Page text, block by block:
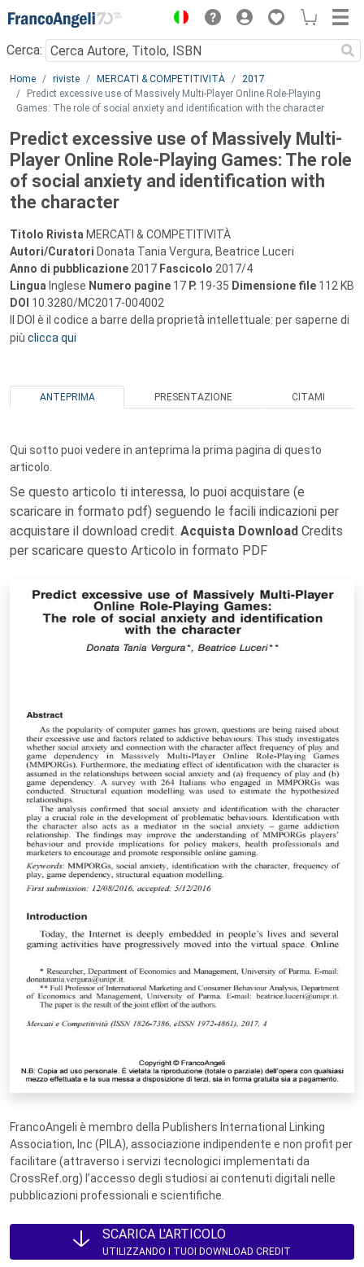
Menu
Cerca:
Main content
Home riviste MERCATI & COMPETITIVITÀ
2017
Predict excessive use of Massively Multi-Player Online Role-Playing
Games: The role of social anxiety and identification with the character
Predict excessive use of Massively Multi-
Player Online Role-Playing Games: The role
of social anxiety and identification with
the character
Titolo Rivista MERCATI & COMPETITIVITÀ
Autori/Curatori Donata Tania Vergura, Beatrice Luceri
Anno di pubblicazione 2017 Fascicolo 2017/4
Lingua Inglese Numero pagine 17 P. 19-35 Dimensione file 112 KB
DOI 10.3280/MC2017-004002
Il DOI è il codice a barre della proprietà intellettuale: per saperne di
più clicca qui
ANTEPRIMA PRESENTAZIONE CITAMI
Qui sotto puoi vedere in anteprima la prima pagina di questo
articolo.
Se questo articolo ti interessa, lo puoi acquistare (e
scaricare in formato pdf) seguendo le facili indicazioni per
acquistare il download credit. Acquista Download Credits
per scaricare questo Articolo in formato PDF
FrancoAngeli è membro della Publishers International Linking
Association, Inc (PILA), associazione indipendente e non profit per
facilitare (attraverso i servizi tecnologici implementati da
CrossRef.org) l’accesso degli studiosi ai contenuti digitali nelle
pubblicazioni professionali e scientifiche.
SCARICA L'ARTICOLO
UTILIZZANDO I TUOI DOWNLOAD CREDIT